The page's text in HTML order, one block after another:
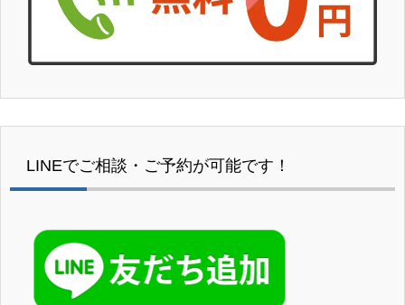
LINEでご相談・ご予約が可能です！